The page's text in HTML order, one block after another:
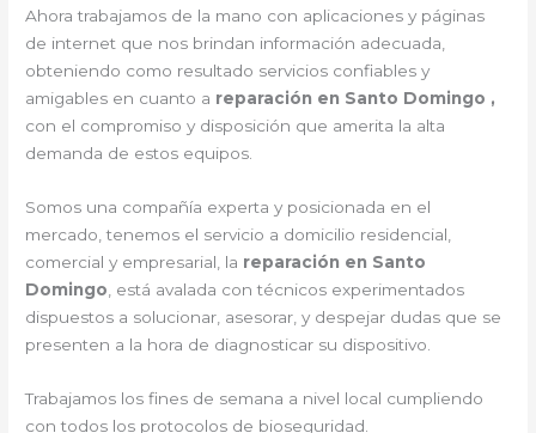
Ahora trabajamos de la mano con aplicaciones y páginas
de internet que nos brindan información adecuada,
obteniendo como resultado servicios confiables y
amigables en cuanto a reparación en Santo Domingo ,
con el compromiso y disposición que amerita la alta
demanda de estos equipos.
Somos una compañía experta y posicionada en el
mercado, tenemos el servicio a domicilio residencial,
comercial y empresarial, la reparación en Santo
Domingo , está avalada con técnicos experimentados
dispuestos a solucionar, asesorar, y despejar dudas que se
presenten a la hora de diagnosticar su dispositivo.
Trabajamos los fines de semana a nivel local cumpliendo
con todos los protocolos de bioseguridad.